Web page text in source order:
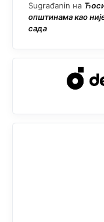
Sugrađanin на
општинама као
сада